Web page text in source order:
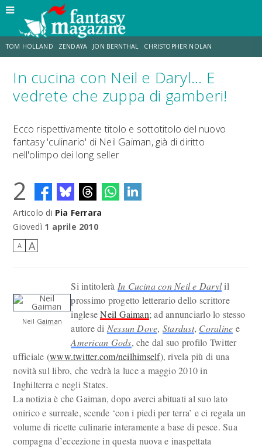
TOM HOLLAND ZENDAYA JON BERNTHAL CHRISTOPHER NOLAN
STRANIMONDI LUCCA COMICS & GAMES ODISSEA CHRIS MCKENNA
In cucina con Neil e Daryl... E
vedrete che zuppa di gamberi!
Ecco rispettivamente titolo e sottotitolo del nuovo
fantasy 'culinario' di Neil Gaiman, già di diritto
nell'olimpo dei long seller
2
Articolo di Pia Ferrara
Giovedì 1 aprile 2010
A A
Neil Gaiman
Si intitolerà In Cucina con Neil e Darylil
prossimo progetto letterario dello scrittore
ingleseNeil Gaiman; ad annunciarlo lo stesso
autore di Nessun Dove, Stardust, Coraline e
American Gods, che dal suo profilo Twitter
ufficiale (www.twitter.com/neilhimself), rivela più di una
novità sul libro, che vedrà la luce a maggio 2010 in
Inghilterra e negli States.
La notizia è che Gaiman, dopo averci abituati al suo lato
onirico e surreale, scende ‘con i piedi per terra’ e ci regala un
volume di ricette culinarie interamente a base di pesce. Sua
compagna d’eccezione in questa nuova e inaspettata